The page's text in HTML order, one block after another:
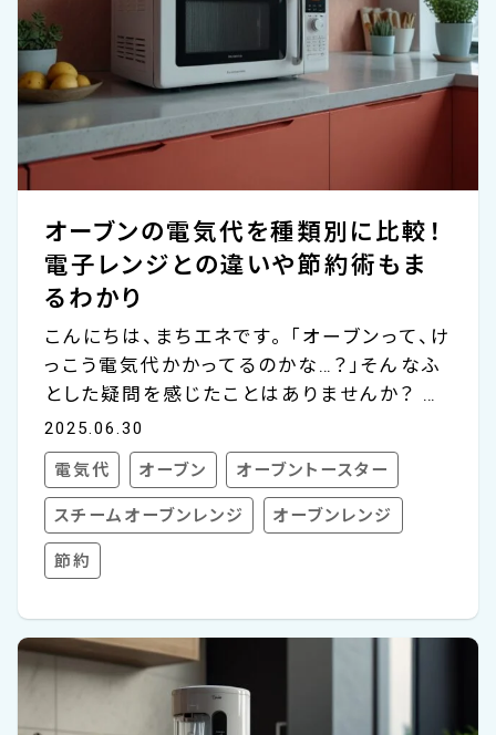
たい」そんな方はぜひ参考にしてみてくださ
い。 食洗機の電気代は...
オーブンの電気代を種類別に比較！
電子レンジとの違いや節約術もま
るわかり
こんにちは、まちエネです。 「オーブンって、け
っこう電気代かかってるのかな…？」そんなふ
とした疑問を感じたことはありませんか？ 料
理好きな方はもちろん、トーストやグラタンを
手軽に作れる便利な家電製品として、オーブ
ンを使っているご家庭は多いはず。でも、使う
時間が長くなると、電気代がどのくらいかかっ
ているのか、少し気になりますよね。 実際の
ところ、オーブンを1時間使用した時の電気代
円/kWhで計算）。 このコラムでは、オーブン
の種類ごとの消費電力や電気代の違いをわ
かりやすくご紹介します。さらに、電子レンジ
との使い分けや、電気代を節約するためのち
2025.06.30
電気代 オーブン オーブントースター
スチームオーブンレンジ オーブンレンジ
節約